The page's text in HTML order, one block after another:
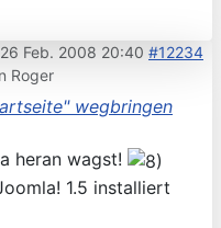
26 Feb. 2008 20:40 #12234
Roger
wegbringen
heran wagst!
1.5 installiert